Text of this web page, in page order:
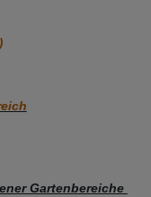
Gartenbereiche